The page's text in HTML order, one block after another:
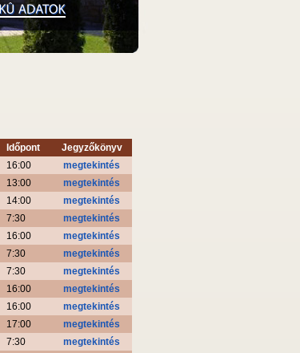
Időpont
Jegyzőkönyv
16:00
megtekintés
13:00
megtekintés
14:00
megtekintés
7:30
megtekintés
16:00
megtekintés
7:30
megtekintés
7:30
megtekintés
16:00
megtekintés
16:00
megtekintés
17:00
megtekintés
7:30
megtekintés